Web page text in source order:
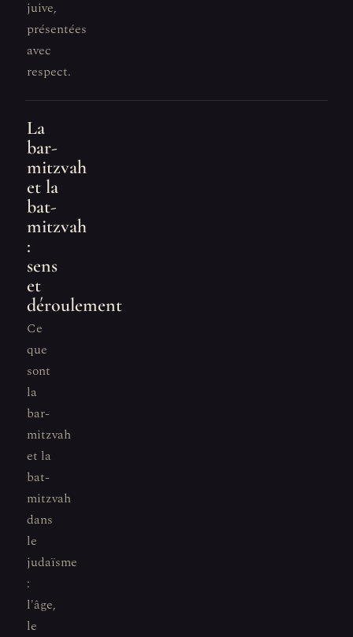
juive,
présentées
avec
respect.
La
bar-
mitzvah
et la
bat-
mitzvah
:
sens
et
déroulement
Ce
que
sont
la
bar-
mitzvah
et la
bat-
mitzvah
dans
le
judaïsme
:
l'âge,
le